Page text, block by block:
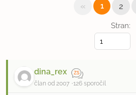
Stran:
« 1 2
dina_rex
član od 2007 126 sporočil